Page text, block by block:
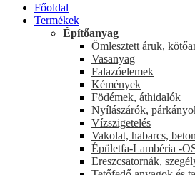
Főoldal
Termékek
Építőanyag
Ömlesztett áruk,
Vasanyag
Falazóelemek
Kémények
Födémek, áthidalók
Nyílászárók,
Vízszigetelés
Vakolat, habarcs, beton
Épületfa-Lambéria -
Ereszcsatornák,